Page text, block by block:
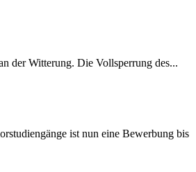
der Witterung. Die Vollsperrung des...
ist nun eine Bewerbung bis